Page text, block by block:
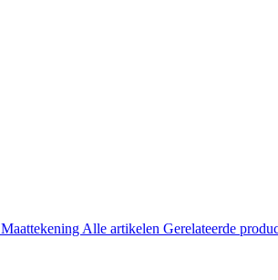
Maattekening Alle artikelen Gerelateerde